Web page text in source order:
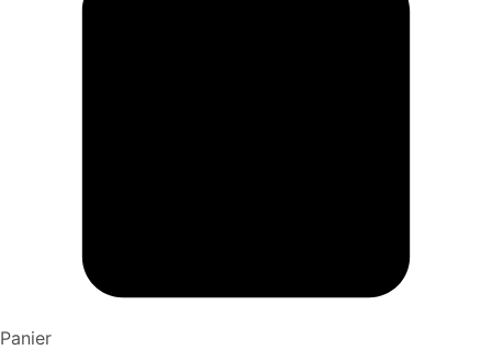
Panier